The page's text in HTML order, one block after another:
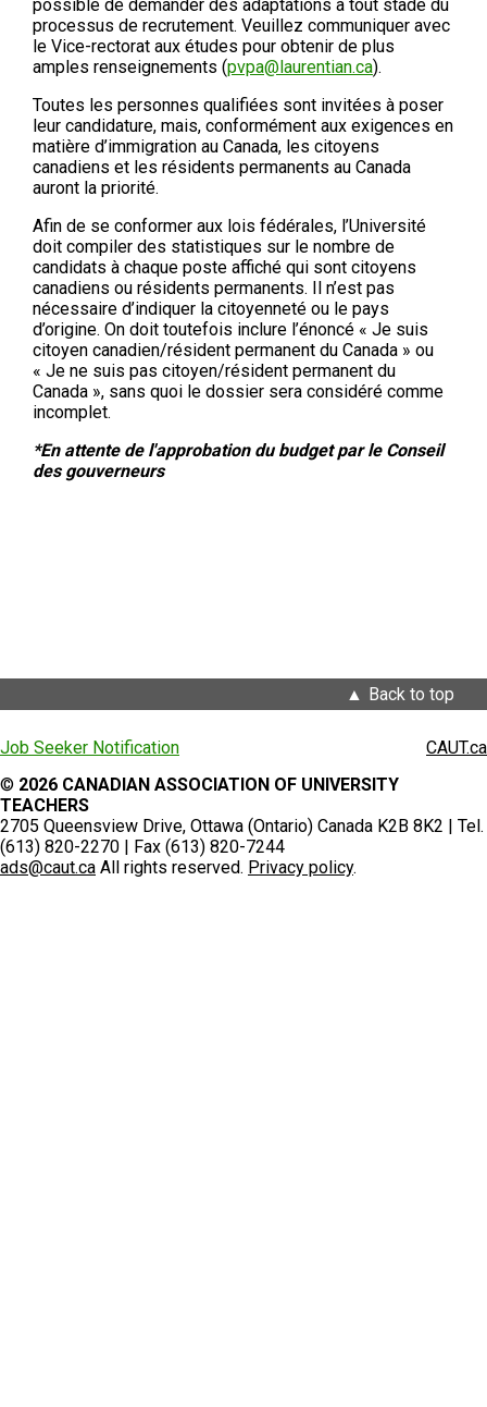
possible de demander des adaptations à tout stade du
processus de recrutement. Veuillez communiquer avec
le Vice-rectorat aux études pour obtenir de plus
amples renseignements (pvpa@laurentian.ca).
Toutes les personnes qualifiées sont invitées à poser
leur candidature, mais, conformément aux exigences en
matière d’immigration au Canada, les citoyens
canadiens et les résidents permanents au Canada
auront la priorité.
Afin de se conformer aux lois fédérales, l’Université
doit compiler des statistiques sur le nombre de
candidats à chaque poste affiché qui sont citoyens
canadiens ou résidents permanents. Il n’est pas
nécessaire d’indiquer la citoyenneté ou le pays
d’origine. On doit toutefois inclure l’énoncé « Je suis
citoyen canadien/résident permanent du Canada » ou
« Je ne suis pas citoyen/résident permanent du
Canada », sans quoi le dossier sera considéré comme
incomplet.
*En attente de l'approbation du budget par le Conseil
des gouverneurs
Back to top
Job Seeker Notification
CAUT.ca
© 2026 CANADIAN ASSOCIATION OF UNIVERSITY
TEACHERS
2705 Queensview Drive, Ottawa (Ontario) Canada K2B 8K2 | Tel.
(613) 820-2270 | Fax (613) 820-7244
ads@caut.ca All rights reserved. Privacy policy.